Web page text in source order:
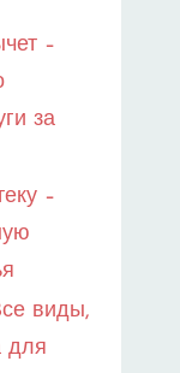
–
за
–
виды,
для